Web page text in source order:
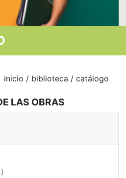
inicio / biblioteca / catálogo
LAS OBRAS